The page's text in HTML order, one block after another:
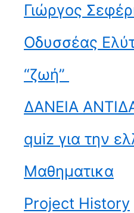
Γιώργος
Οδυσσέας
“ζωή”
ΔΑΝΕΙΑ
quiz για την
Μαθηματικα
Project History